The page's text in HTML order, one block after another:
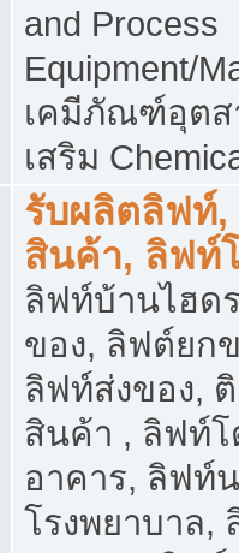
and Process
Equipment/
เคมีภัณฑ์อุตส
เสริม
รับผลิตลิฟท์
สินค้า, ลิฟท์
ลิฟท์บ้านไฮด
ของ, ลิฟต์ยก
ลิฟท์ส่งของ,
สินค้า , ลิฟท์
อาคาร, ลิฟท์
โรงพยาบาล,